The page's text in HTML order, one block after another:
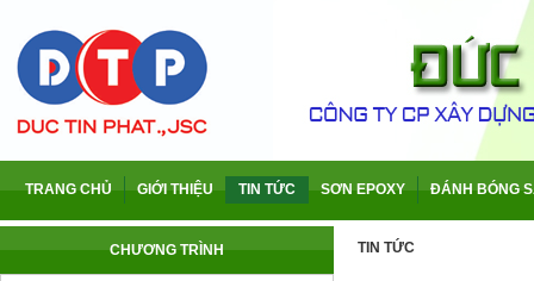
TRANG CHỦ GIỚI THIỆU TIN TỨC SƠN EPOXY ĐÁNH BÓNG
CHƯƠNG TRÌNH TIN TỨC